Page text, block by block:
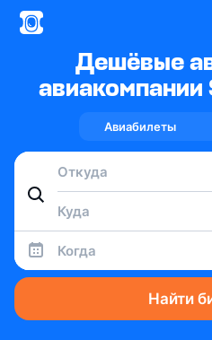
Дешёвые
Авиабилеты
Когда
Найти